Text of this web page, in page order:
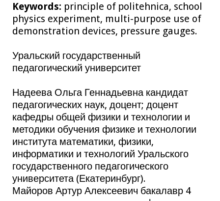
Keywords: principle of рolitehnica, school
physics experiment, multi-purpose use of
demonstration devices, pressure gauges.
Уральский государственный
педагогический университет
Надеева Ольга Геннадьевна кандидат
педагогических наук, доцент; доцент
кафедры общей физики и технологии и
методики обучения физике и технологии
института математики, физики,
информатики и технологий Уральского
государственного педагогического
университета (Екатеринбург).
Майоров Артур Алексеевич бакалавр 4